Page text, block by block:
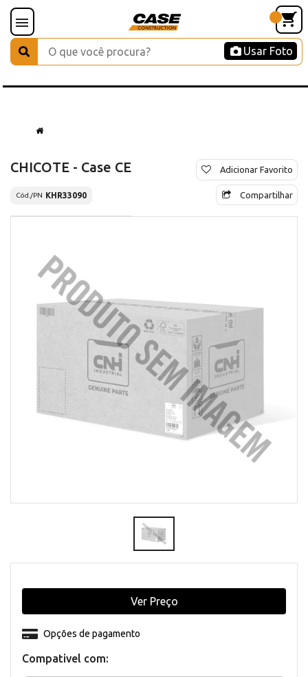
Usar Foto
CHICOTE - Case CE
Cód./PN KHR33090
Adicionar Favorito
Compartilhar
Compativel com:
Opções de pagamento
Ver Preço